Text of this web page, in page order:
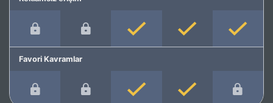
Favori Kavramlar